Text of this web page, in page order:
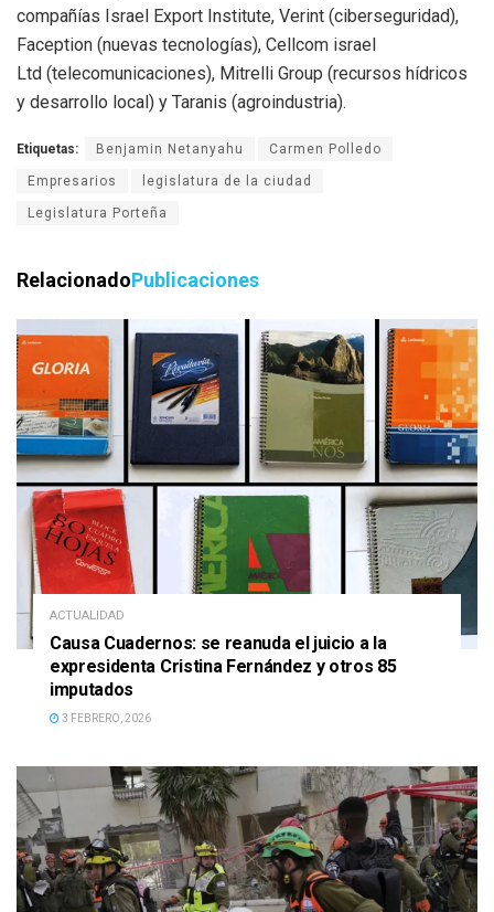
compañías Israel Export Institute, Verint (ciberseguridad),
Faception (nuevas tecnologías), Cellcom israel
Ltd (telecomunicaciones), Mitrelli Group (recursos hídricos
y desarrollo local) y Taranis (agroindustria).
Etiquetas: Benjamin Netanyahu Carmen Polledo
Empresarios legislatura de la ciudad
Legislatura Porteña
RelacionadoPublicaciones
ACTUALIDAD
Causa Cuadernos: se reanuda el juicio a la
expresidenta Cristina Fernández y otros 85
imputados
3 FEBRERO, 2026